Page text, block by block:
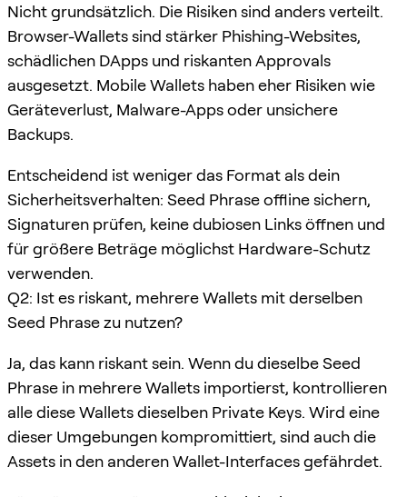
Nicht grundsätzlich. Die Risiken sind anders verteilt.
Browser-Wallets sind stärker Phishing-Websites,
schädlichen DApps und riskanten Approvals
ausgesetzt. Mobile Wallets haben eher Risiken wie
Geräteverlust, Malware-Apps oder unsichere
Backups.
Entscheidend ist weniger das Format als dein
Sicherheitsverhalten: Seed Phrase offline sichern,
Signaturen prüfen, keine dubiosen Links öffnen und
für größere Beträge möglichst Hardware-Schutz
verwenden.
Q2: Ist es riskant, mehrere Wallets mit derselben
Seed Phrase zu nutzen?
Ja, das kann riskant sein. Wenn du dieselbe Seed
Phrase in mehrere Wallets importierst, kontrollieren
alle diese Wallets dieselben Private Keys. Wird eine
dieser Umgebungen kompromittiert, sind auch die
Assets in den anderen Wallet-Interfaces gefährdet.